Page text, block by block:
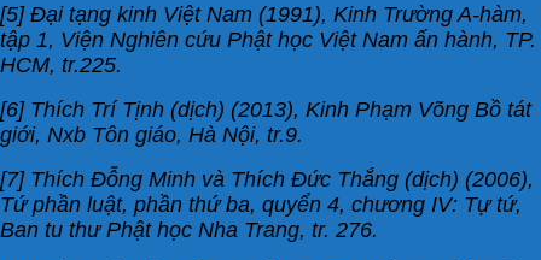
[5] Đại tạng kinh Việt Nam (1991), Kinh Trường A-hàm,
tập 1, Viện Nghiên cứu Phật học Việt Nam ấn hành, TP.
HCM, tr.225.
[6] Thích Trí Tịnh (dịch) (2013), Kinh Phạm Võng Bồ tát
giới, Nxb Tôn giáo, Hà Nội, tr.9.
[7] Thích Đỗng Minh và Thích Đức Thắng (dịch) (2006),
Tứ phần luật, phần thứ ba, quyển 4, chương IV: Tự tứ,
Ban tu thư Phật học Nha Trang, tr. 276.